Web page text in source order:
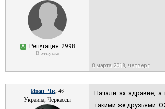
А Репутация: 2998
В отпуске
8 марта 2018, четверг
Иван_Чк, 46
Украина, Черкассы
Начали за здравие,
такими же друзьями.